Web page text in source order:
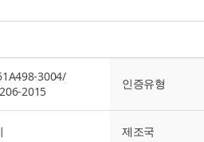
3004/
2015
인증유형
제조국